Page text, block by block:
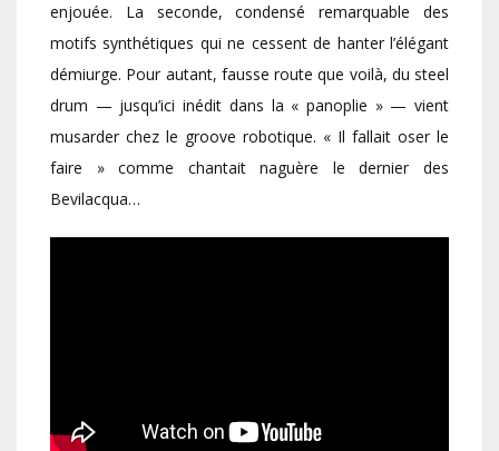
enjouée. La seconde, condensé remarquable des
motifs synthétiques qui ne cessent de hanter l’élégant
démiurge. Pour autant, fausse route que voilà, du steel
drum — jusqu’ici inédit dans la « panoplie » — vient
musarder chez le groove robotique. « Il fallait oser le
faire » comme chantait naguère le dernier des
Bevilacqua…